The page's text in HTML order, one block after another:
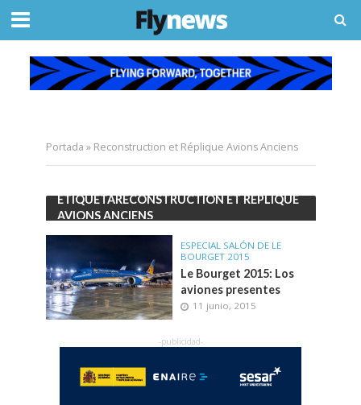
Portada » Reconstruction et Réplique Avions Anciens
ETIQUETARECONSTRUCTION ET RÉPLIQUE
AVIONS ANCIENS
ESPECIAL SALÓN DE LE
BOURGET 2015
Le Bourget 2015: Los
aviones presentes
11 junio, 2015